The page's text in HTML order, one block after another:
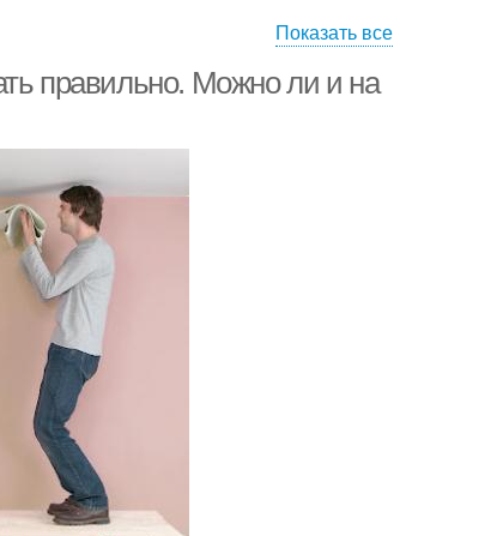
Показать все
правильно. Можно ли и на